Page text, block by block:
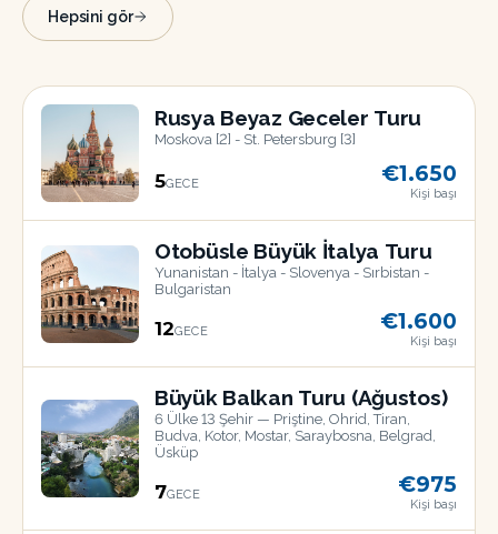
Hepsini gör
18
Rusya Beyaz Geceler Turu
Moskova [2] - St. Petersburg [3]
5GECE €1.650
Kişi başı
17
Otobüsle Büyük İtalya Turu
Yunanistan - İtalya - Slovenya - Sırbistan -
Bulgaristan
12GECE €1.600
Kişi başı
Büyük Balkan Turu (Ağustos)
6 Ülke 13 Şehir — Priştine, Ohrid, Tiran,
Budva, Kotor, Mostar, Saraybosna, Belgrad,
Üsküp
7GECE €975
Kişi başı